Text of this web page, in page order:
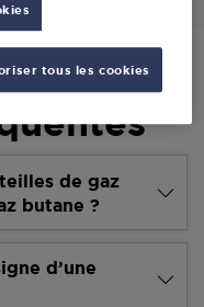
de gaz
butane ?
d’une
tous les cookies